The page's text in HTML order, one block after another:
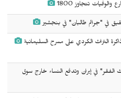
تتجاوز 1800
في "جرائم طالبان" في بنجشير
التراث الكردي على مسرح السليمانية
الفقر" في إيران وتدفع النساء خارج سوق